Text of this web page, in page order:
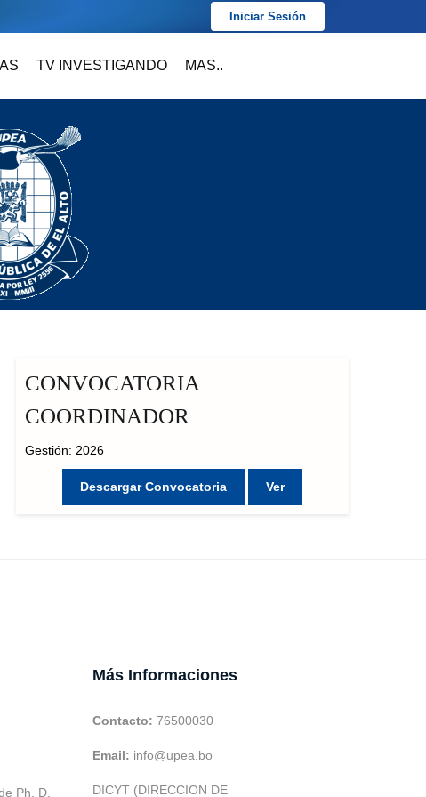
Iniciar Sesión
TV INVESTIGANDO MAS..
CONVOCATORIA
COORDINADOR
Gestión: 2026
Descargar Convocatoria Ver
Ph. D.
Más Informaciones
Contacto: 76500030
Email: info@upea.bo
DICYT (DIRECCION DE